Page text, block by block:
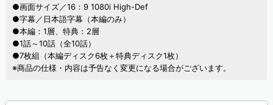
●画面サイズ／16：9 1080i High-Def
●字幕／日本語字幕（本編のみ）
●本編：1層、特典：2層
●1話～10話（全10話）
●7枚組（本編ディスク6枚＋特典ディスク1枚）
※商品の仕様・内容は予告なく変更になる場合がございます。